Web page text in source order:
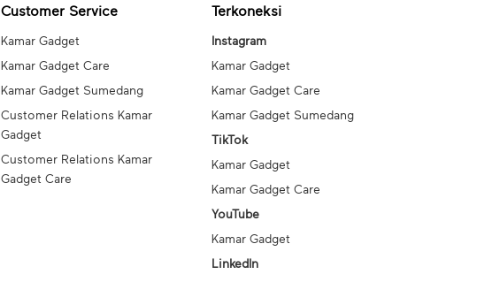
Customer Service
Kamar Gadget
Kamar Gadget Care
Kamar Gadget Sumedang
Customer Relations Kamar
Gadget
Customer Relations Kamar
Gadget Care
Terkoneksi
Instagram
Kamar Gadget
Kamar Gadget Care
Kamar Gadget Sumedang
TikTok
Kamar Gadget
Kamar Gadget Care
YouTube
Kamar Gadget
LinkedIn